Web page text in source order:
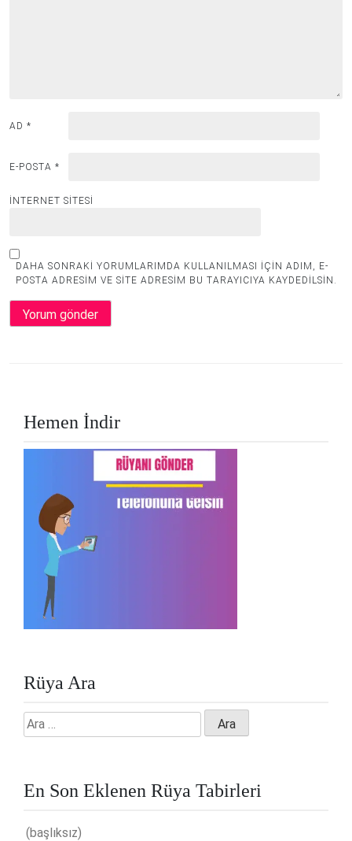
AD *
E-POSTA *
İNTERNET SITESI
DAHA SONRAKI YORUMLARIMDA KULLANILMASI IÇIN ADIM, E-
POSTA ADRESIM VE SITE ADRESIM BU TARAYICIYA KAYDEDILSIN.
Hemen İndir
Rüya Ara
Arama:
En Son Eklenen Rüya Tabirleri
(başlıksız)